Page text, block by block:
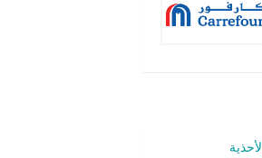
الأحذية